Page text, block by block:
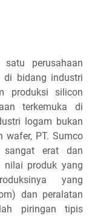
perusahaan
di bidang industri
produksi silicon
terkemuka di
logam bukan
wafer, PT. Sumco
sangat erat dan
nilai produk yang
yang
dan peralatan
piringan tipis